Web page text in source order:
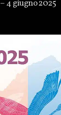
4 giugno 2025